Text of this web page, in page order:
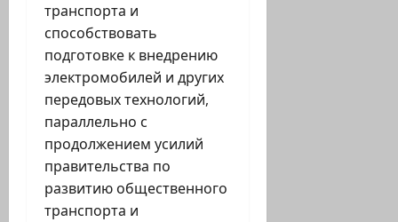
транспорта и
способствовать
подготовке к внедрению
электромобилей и других
передовых технологий,
параллельно с
продолжением усилий
правительства по
развитию общественного
транспорта и